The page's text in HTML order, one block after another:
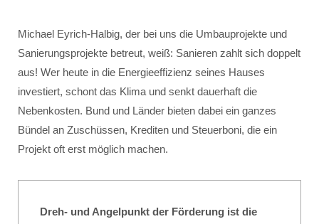
Michael Eyrich-Halbig, der bei uns die Umbauprojekte und
Sanierungsprojekte betreut, weiß: Sanieren zahlt sich doppelt
aus! Wer heute in die Energieeffizienz seines Hauses
investiert, schont das Klima und senkt dauerhaft die
Nebenkosten. Bund und Länder bieten dabei ein ganzes
Bündel an Zuschüssen, Krediten und Steuerboni, die ein
Projekt oft erst möglich machen.
Dreh- und Angelpunkt der Förderung ist die